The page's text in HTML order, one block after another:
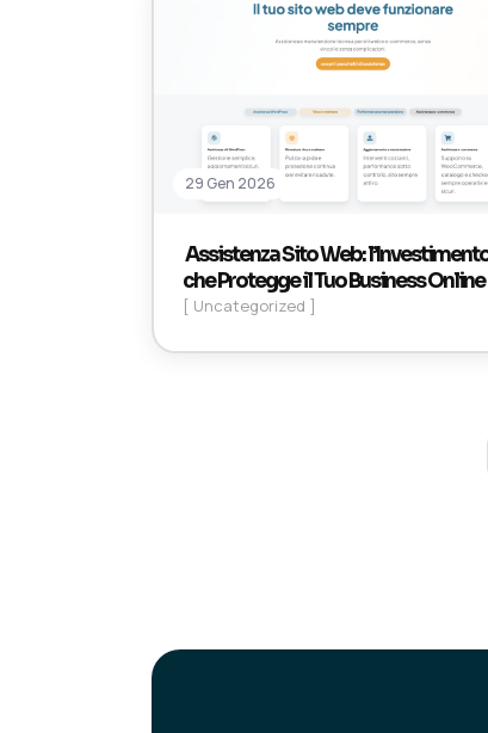
29 Gen 2026
Assistenza Sito Web:
che Protegge il Tuo Business Online
[ Uncategorized ]